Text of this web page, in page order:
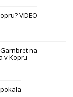
VIDEO
na
v Kopru